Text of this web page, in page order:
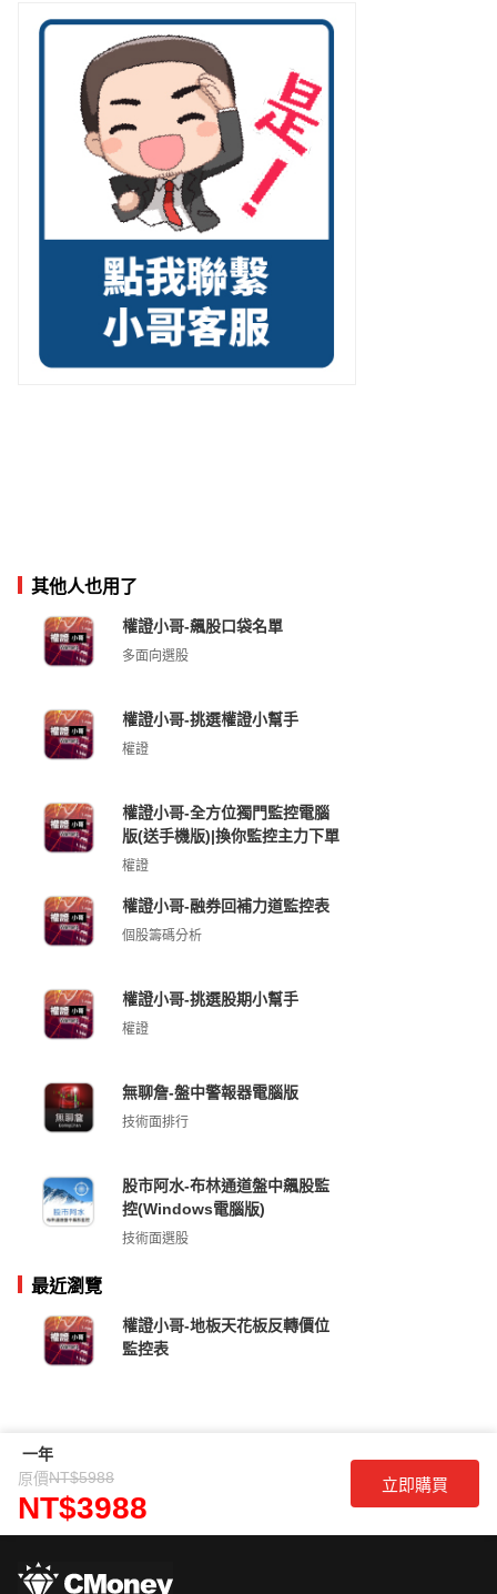
其他人也用了
權證小哥-飆股口袋名單
多面向選股
權證小哥-挑選權證小幫手
權證
權證小哥-全方位獨門監控電腦
版(送手機版)|換你監控主力下單
權證
權證小哥-融券回補力道監控表
個股籌碼分析
權證小哥-挑選股期小幫手
權證
無聊詹-盤中警報器電腦版
技術面排行
股市阿水-布林通道盤中飆股監
控(Windows電腦版)
技術面選股
最近瀏覽
權證小哥-地板天花板反轉價位
監控表
一年
原價NT$5988
NT$3988
立即購買